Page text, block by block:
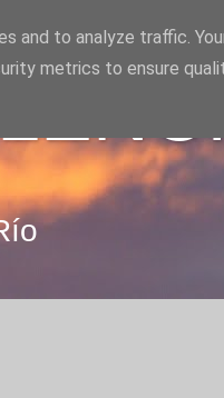
and to analyze traffic.
metrics to ensure